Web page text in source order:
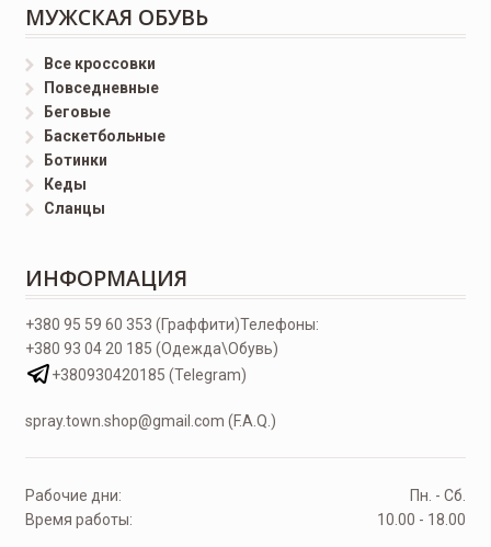
МУЖСКАЯ ОБУВЬ
Все кроссовки
Повседневные
Беговые
Баскетбольные
Ботинки
Кеды
Сланцы
ИНФОРМАЦИЯ
Телефоны:
+380 95 59 60 353 (Граффити)
+380 93 04 20 185 (Одежда\Обувь)
+380930420185 (Telegram)
spray.town.shop@gmail.com (F.A.Q.)
Рабочие дни:
Пн. - Сб.
Время работы:
10.00 - 18.00